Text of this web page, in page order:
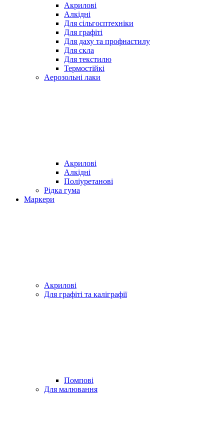
Акрилові
Алкідні
Для cільгосптехніки
Для графіті
Для даху та профнастилу
Для скла
Для текстилю
Термостійкі
Аерозольні лаки
Акрилові
Алкідні
Поліуретанові
Рідка гума
Маркери
Акрилові
Для графіті та каліграфії
Помпові
Для малювання